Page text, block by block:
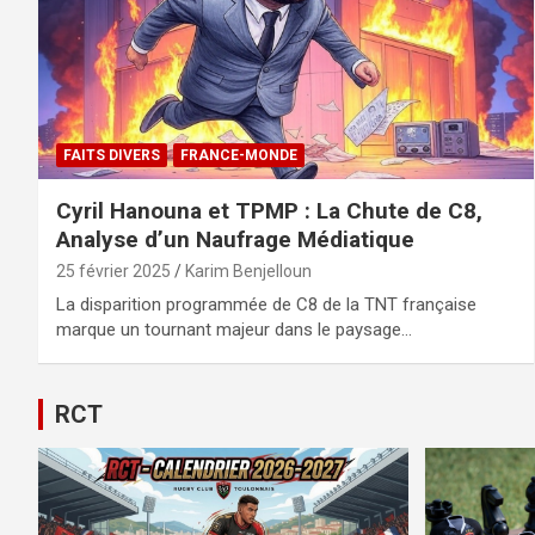
FAITS DIVERS FRANCE-MONDE
Cyril Hanouna et TPMP : La Chute de C8,
Analyse d’un Naufrage Médiatique
25 février 2025 Karim Benjelloun
La disparition programmée de C8 de la TNT française
marque un tournant majeur dans le paysage…
RCT